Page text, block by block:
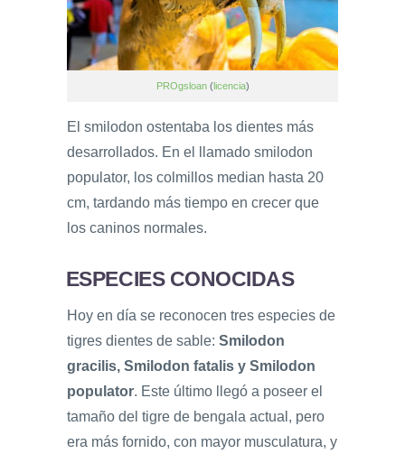
PROgsloan(licencia)
El smilodon ostentaba los dientes más
desarrollados. En el llamado smilodon
populator, los colmillos median hasta 20
cm, tardando más tiempo en crecer que
los caninos normales.
ESPECIES CONOCIDAS
Hoy en día se reconocen tres especies de
tigres dientes de sable: Smilodon
gracilis, Smilodon fatalis y Smilodon
populator. Este último llegó a poseer el
tamaño del tigre de bengala actual, pero
era más fornido, con mayor musculatura, y